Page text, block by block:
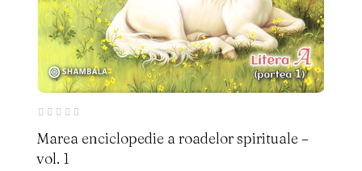
Marea enciclopedie a roadelor spirituale –
vol. 1